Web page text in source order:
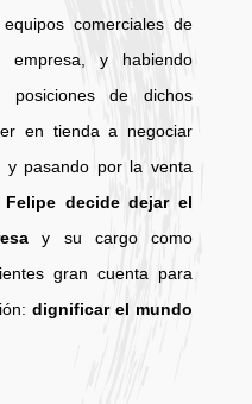
comerciales de
empresa, y habiendo
posiciones de dichos
en tienda a negociar
y pasando por la venta
decide dejar el
y su cargo como
gran cuenta para
dignificar el mundo